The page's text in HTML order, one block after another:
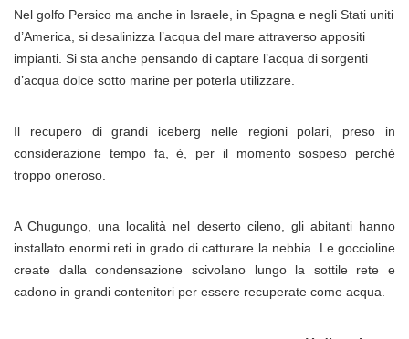
Nel golfo Persico ma anche in Israele, in Spagna e negli Stati uniti
d’America, si desalinizza l’acqua del mare attraverso appositi
impianti. Si sta anche pensando di captare l’acqua di sorgenti
d’acqua dolce sotto marine per poterla utilizzare.
Il recupero di grandi iceberg nelle regioni polari, preso in
considerazione tempo fa, è, per il momento sospeso perché
troppo oneroso.
A Chugungo, una località nel deserto cileno, gli abitanti hanno
installato enormi reti in grado di catturare la nebbia. Le goccioline
create dalla condensazione scivolano lungo la sottile rete e
cadono in grandi contenitori per essere recuperate come acqua.